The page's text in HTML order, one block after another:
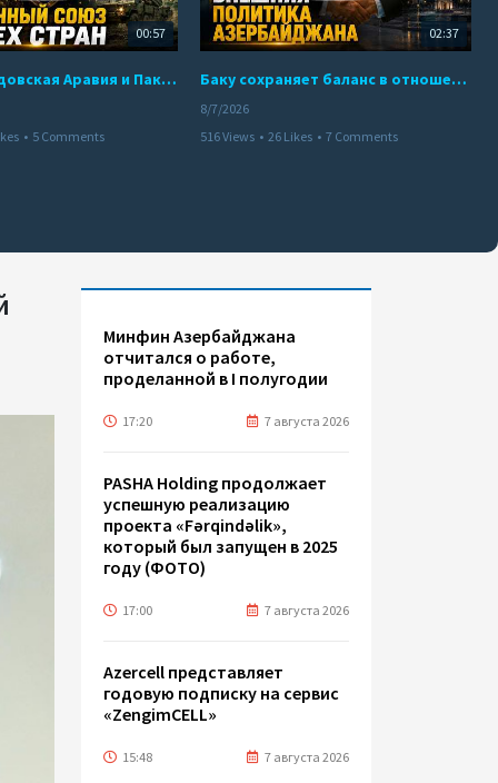
00:57
Турция, Саудовская Аравия и Пакистан подписали соглашение о совместной обороне
• 5 Comments
02:37
Баку сохраняет баланс в отношениях с Москвой и Киевом
8/7/2026
516 Views • 26 Likes • 7 Comments
Минфин Азербайджана
отчитался о работе,
проделанной в I полугодии
17:20 7 августа 2026
PASHA Holding продолжает
успешную реализацию
проекта «Fərqindəlik»,
который был запущен в 2025
году (ФОТО)
17:00 7 августа 2026
Azercell представляет
годовую подписку на сервис
«ZengimCELL»
15:48 7 августа 2026